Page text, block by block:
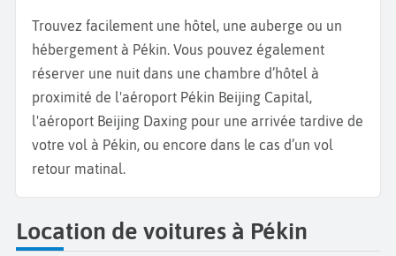
Trouvez facilement une hôtel, une auberge ou un
hébergement à Pékin. Vous pouvez également
réserver une nuit dans une chambre d’hôtel à
proximité de l'aéroport Pékin Beijing Capital,
l'aéroport Beijing Daxing pour une arrivée tardive de
votre vol à Pékin, ou encore dans le cas d’un vol
retour matinal.
Location de voitures à Pékin